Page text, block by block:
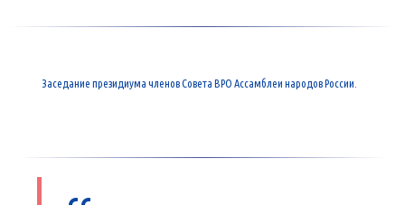
Заседание президиума членов Совета ВРО Ассамблеи народов России.